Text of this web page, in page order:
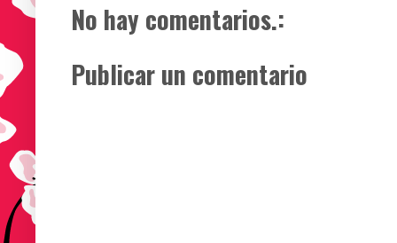
No hay comentarios.:
Publicar un comentario